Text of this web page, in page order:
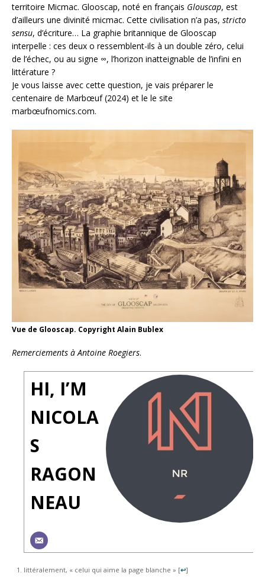
territoire Micmac. Glooscap, noté en français Glouscap, est
d’ailleurs une divinité micmac. Cette civilisation n’a pas, stricto
sensu, d’écriture… La graphie britannique de Glooscap
interpelle : ces deux o ressemblent-ils à un double zéro, celui
de l’échec, ou au signe ∞, l’horizon inatteignable de l’infini en
littérature ?
Je vous laisse avec cette question, je vais préparer le
centenaire de Marbœuf (2024) et le le site
marbœufnomics.com.
Vue de Glooscap. Copyright Alain Bublex
Remerciements à Antoine Roegiers.
HI, I’M
NICOLA
S
RAGON
NEAU
littéralement, « celui qui aime la page blanche » [↩]